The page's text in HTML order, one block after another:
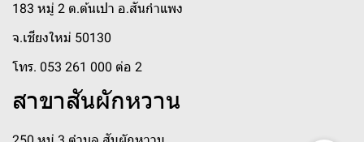
183 หมู่ 2 ต.ต้นเปา อ.สันกำแพง
จ.เชียงใหม่ 50130
โทร. 053 261 000 ต่อ 2
สาขาสันผักหวาน